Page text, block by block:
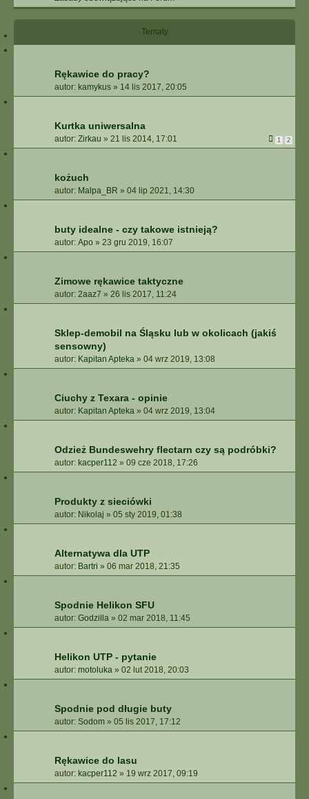
A
N
W
A
Tematy
Rękawice do pracy?
autor: kamykus » 14 lis 2017, 20:05
Kurtka uniwersalna
autor: Zirkau » 21 lis 2014, 17:01 1 2
kożuch
autor: Malpa_BR » 04 lip 2021, 14:30
buty idealne - czy takowe istnieją?
autor: Apo » 23 gru 2019, 16:07
Zimowe rękawice taktyczne
autor: 2aaz7 » 26 lis 2017, 11:24
Sklep-demobil na Śląsku lub w okolicach (jakiś
sensowny)
autor: Kapitan Apteka » 04 wrz 2019, 13:08
Ciuchy z Texara - opinie
autor: Kapitan Apteka » 04 wrz 2019, 13:04
Odzież Bundeswehry flectarn czy są podróbki?
autor: kacper112 » 09 cze 2018, 17:26
Produkty z sieciówki
autor: Nikolaj » 05 sty 2019, 01:38
Alternatywa dla UTP
autor: Bartri » 06 mar 2018, 21:35
Spodnie Helikon SFU
autor: Godzilla » 02 mar 2018, 11:45
Helikon UTP - pytanie
autor: motoluka » 02 lut 2018, 20:03
Spodnie pod długie buty
autor: Sodom » 05 lis 2017, 17:12
Rękawice do lasu
autor: kacper112 » 19 wrz 2017, 09:19